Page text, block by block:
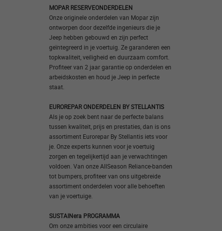
MOPAR RESERVEONDERDELEN
Onze originele onderdelen van Mopar zijn
ontworpen door dezelfde ingenieurs die je
Jeep hebben gebouwd en zijn perfect
geïntegreerd in je voertuig. Ze garanderen een
topkwaliteit, veiligheid en duurzaam comfort.
Profiteer van 2 jaar garantie op onderdelen en
arbeidskosten en houd je Jeep in perfecte
staat.
EUROREPAR ONDERDELEN BY STELLANTIS
Als je op zoek bent naar de perfecte balans
tussen kwaliteit, prijs en prestaties, dan is ons
assortiment Eurorepar By Stellantis iets voor
je. Onze experts kunnen voor je voertuig
zorgen en tegelijkertijd aan je verwachtingen
voldoen. Van onze AllSeason Reliance-banden
tot bumpers, profiteer van ons uitgebreide
assortiment onderdelen voor alle behoeften
van je voertuige.
SUSTAINera PROGRAMMA
Om onze ambities voor een circulaire